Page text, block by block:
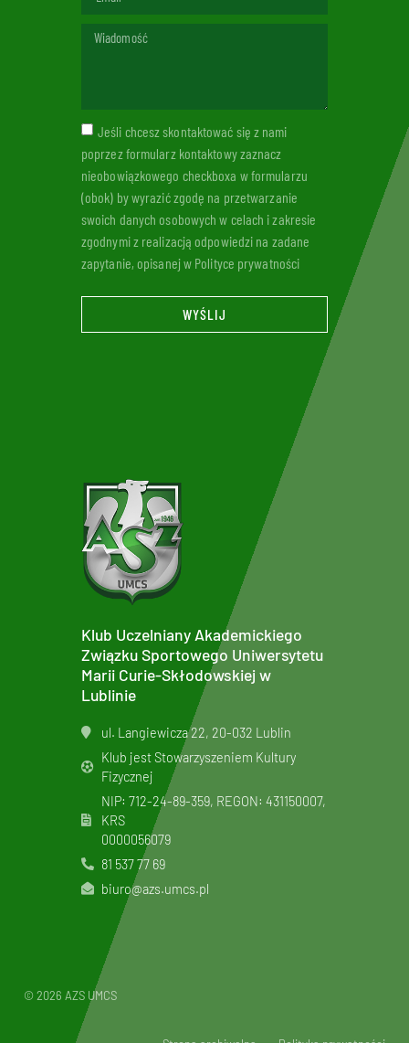
Jeśli chcesz skontaktować się z nami
poprzez formularz kontaktowy zaznacz
nieobowiązkowego checkboxa w formularzu
(obok) by wyrazić zgodę na przetwarzanie
swoich danych osobowych w celach i zakresie
zgodnymi z realizacją odpowiedzi na zadane
zapytanie, opisanej w Polityce prywatności
WYŚLIJ
Klub Uczelniany Akademickiego
Związku Sportowego Uniwersytetu
Marii Curie-Skłodowskiej w
Lublinie
ul. Langiewicza 22, 20-032 Lublin
Klub jest Stowarzyszeniem Kultury
Fizycznej
NIP: 712-24-89-359, REGON: 431150007,
KRS
0000056079
81 537 77 69
biuro@azs.umcs.pl
© 2026 AZS UMCS